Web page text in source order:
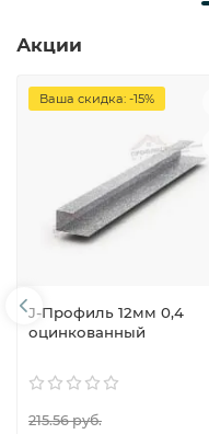
Акции
Ваша скидка: -15%
J-Профиль 12мм 0,4
оцинкованный
215.56 руб.